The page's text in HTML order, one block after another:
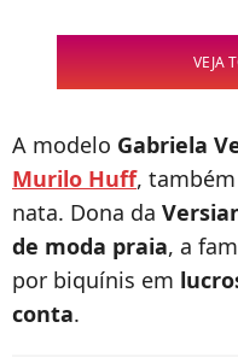
VEJA
A modelo Gabriela
Murilo Huff,
nata. Dona da
de moda praia, a
por biquínis em
conta.